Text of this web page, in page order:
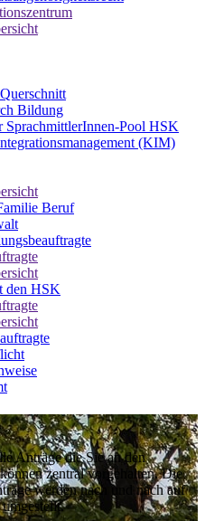
Bildung
SprachmittlerInnen-Pool HSK
(KIM)
Beruf
den HSK
Anträge die Sie an den
zentral vorgehalten. Die
werden nach und nach auf